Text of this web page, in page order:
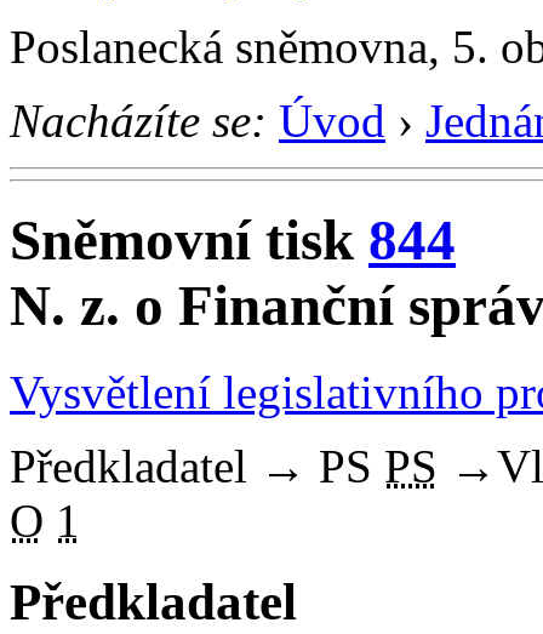
Poslanecká sněmovna, 5.
Nacházíte se: Úvod ›
Sněmovní tisk 844
N. z. o Finanční
Vysvětlení legislativního
Předkladatel → PS PS →
O 1
Předkladatel